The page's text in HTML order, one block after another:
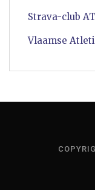
Strava-club
Vlaamse